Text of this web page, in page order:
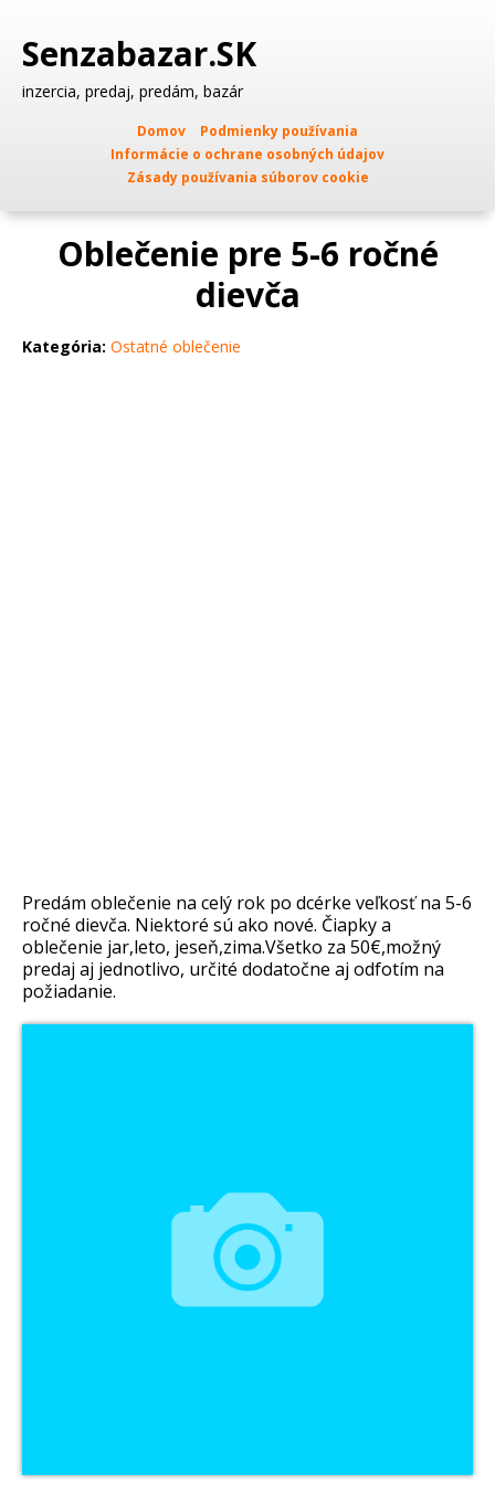
Senzabazar.SK
inzercia, predaj, predám, bazár
Domov
Podmienky používania
Informácie o ochrane osobných údajov
Zásady používania súborov cookie
Oblečenie pre 5-6 ročné
dievča
Kategória: Ostatné oblečenie
Predám oblečenie na celý rok po dcérke veľkosť na 5-6
ročné dievča. Niektoré sú ako nové. Čiapky a
oblečenie jar,leto, jeseň,zima.Všetko za 50€,možný
predaj aj jednotlivo, určité dodatočne aj odfotím na
požiadanie.